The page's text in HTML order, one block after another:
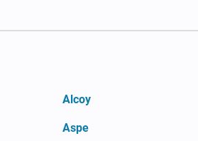
Alcoy
Aspe